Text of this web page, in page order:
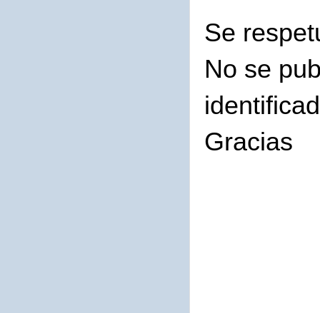
Se
No se
Gracias